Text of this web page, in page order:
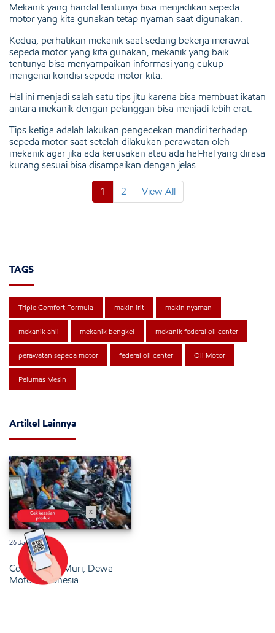
Mekanik yang handal tentunya bisa menjadikan sepeda
motor yang kita gunakan tetap nyaman saat digunakan.
Kedua, perhatikan mekanik saat sedang bekerja merawat
sepeda motor yang kita gunakan, mekanik yang baik
tentunya bisa menyampaikan informasi yang cukup
mengenai kondisi sepeda motor kita.
Hal ini menjadi salah satu tips jitu karena bisa membuat ikatan
antara mekanik dengan pelanggan bisa menjadi lebih erat.
Tips ketiga adalah lakukan pengecekan mandiri terhadap
sepeda motor saat setelah dilakukan perawatan oleh
mekanik agar jika ada kerusakan atau ada hal-hal yang dirasa
kurang sesuai bisa disampaikan dengan jelas.
1 2 View All
TAGS
Triple Comfort Formula makin irit makin nyaman
mekanik ahli mekanik bengkel mekanik federal oil center
perawatan sepeda motor federal oil center Oli Motor
Pelumas Mesin
Artikel Lainnya
26 Januari 2025
Cetak Rekor Muri, Dewa
Motor Indonesia
x